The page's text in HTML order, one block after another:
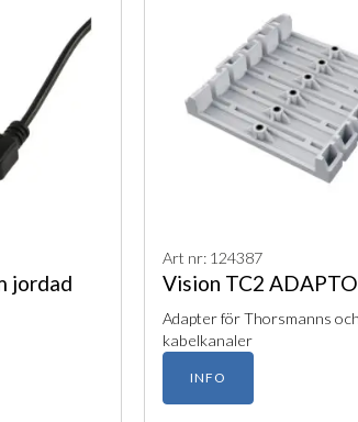
jordad
Art nr: 124387
Vision TC2
Adapter för Thorsmanns
kabelkanaler
INFO